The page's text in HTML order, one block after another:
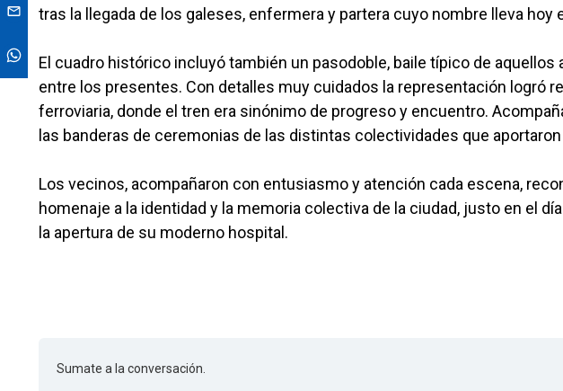
tras la llegada de los galeses, enfermera y partera cuyo nombre lleva hoy
El cuadro histórico incluyó también un pasodoble, baile típico de
entre los presentes. Con detalles muy cuidados la representación logró
ferroviaria, donde el tren era sinónimo de progreso y encuentro.
las banderas de ceremonias de las distintas colectividades que
Los vecinos, acompañaron con entusiasmo y atención cada escena,
homenaje a la identidad y la memoria colectiva de la ciudad, justo en el
la apertura de su moderno hospital.
Sumate a la conversación.